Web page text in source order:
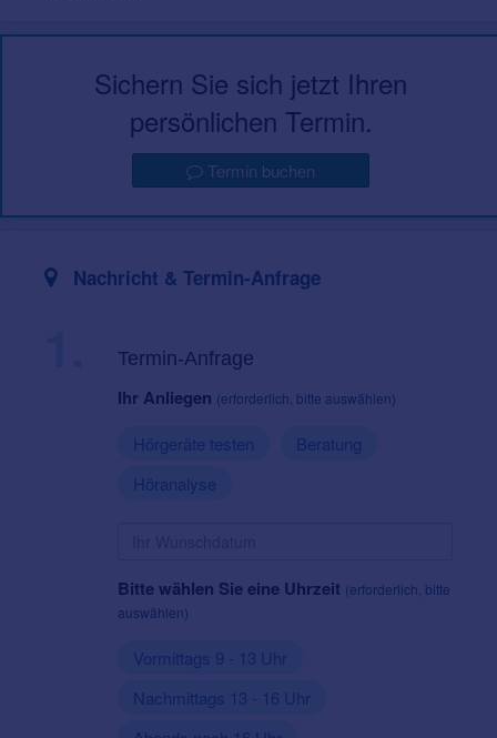
Sichern Sie sich jetzt Ihren
persönlichen Termin.
Termin buchen
Nachricht & Termin-Anfrage
Termin-Anfrage
Ihr Anliegen (erforderlich, bitte auswählen)
Hörgeräte testen
Beratung
Höranalyse
Bitte wählen Sie eine Uhrzeit (erforderlich, bitte
auswählen)
Vormittags 9 - 13 Uhr
Nachmittags 13 - 16 Uhr